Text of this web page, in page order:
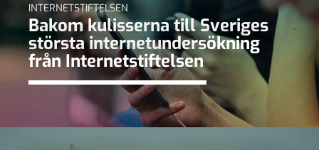
INTERNETSTIFTELSEN
Bakom kulisserna till Sveriges
största internetundersökning
från Internetstiftelsen